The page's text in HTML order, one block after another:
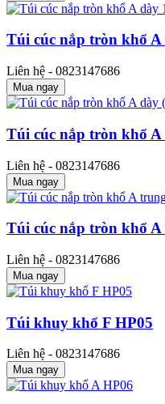
Túi cúc nắp tròn khổ A
Liên hệ - 0823147686
Mua ngay
Túi cúc nắp tròn khổ A
Liên hệ - 0823147686
Mua ngay
Túi cúc nắp tròn khổ
Liên hệ - 0823147686
Mua ngay
Túi khuy khổ F HP05
Liên hệ - 0823147686
Mua ngay